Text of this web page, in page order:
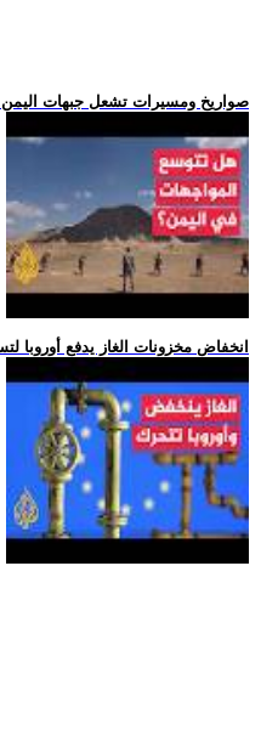
.. صواريخ ومسيرات تشعل جبهات
.. انخفاض مخزونات الغاز يدفع أوروبا